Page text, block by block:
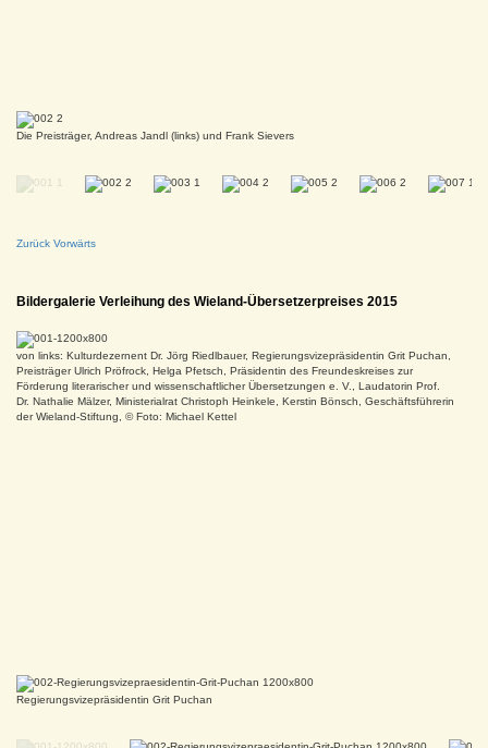
Die Preisträger, Andreas Jandl (links) und Frank Sievers
Zurück Vorwärts
Bildergalerie Verleihung des Wieland-Übersetzerpreises 2015
von links: Kulturdezernent Dr. Jörg Riedlbauer, Regierungsvizepräsidentin Grit Puchan,
Preisträger Ulrich Pröfrock, Helga Pfetsch, Präsidentin des Freundeskreises zur
Förderung literarischer und wissenschaftlicher Übersetzungen e. V., Laudatorin Prof.
Dr. Nathalie Mälzer, Ministerialrat Christoph Heinkele, Kerstin Bönsch, Geschäftsführerin
der Wieland-Stiftung, © Foto: Michael Kettel
Regierungsvizepräsidentin Grit Puchan